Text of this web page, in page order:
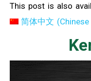
This post is also
简体中文 (